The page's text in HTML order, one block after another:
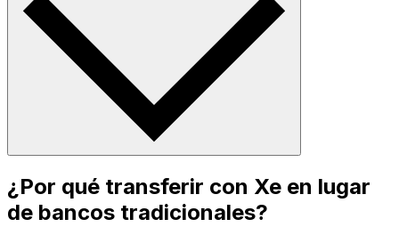
¿Por qué transferir con Xe en lugar
de bancos tradicionales?